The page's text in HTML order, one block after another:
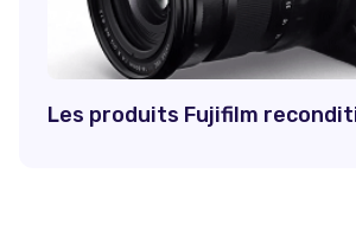
Les produits Fujifilm